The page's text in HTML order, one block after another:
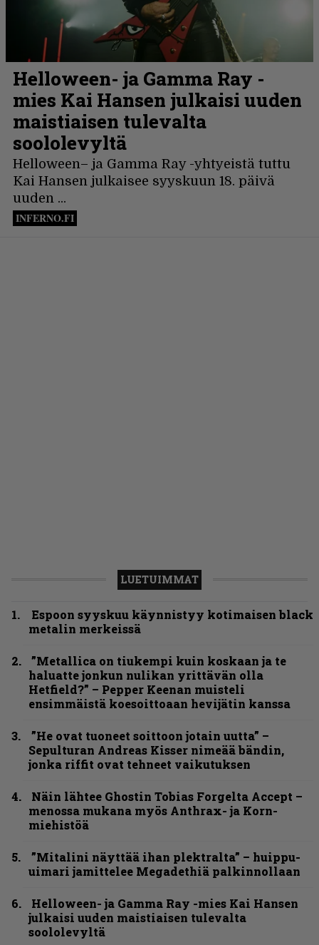
LUETUIMMAT
Espoon syyskuu käynnistyy kotimaisen black
metalin merkeissä
”Metallica on tiukempi kuin koskaan ja te
haluatte jonkun nulikan yrittävän olla
Hetfield?” – Pepper Keenan muisteli
ensimmäistä koesoittoaan hevijätin kanssa
”He ovat tuoneet soittoon jotain uutta” –
Sepulturan Andreas Kisser nimeää bändin,
jonka riffit ovat tehneet vaikutuksen
Näin lähtee Ghostin Tobias Forgelta Accept –
menossa mukana myös Anthrax- ja Korn-
miehistöä
”Mitalini näyttää ihan plektralta” – huippu-
uimari jamittelee Megadethiä palkinnollaan
Helloween- ja Gamma Ray -mies Kai Hansen
julkaisi uuden maistiaisen tulevalta
soololevyltä